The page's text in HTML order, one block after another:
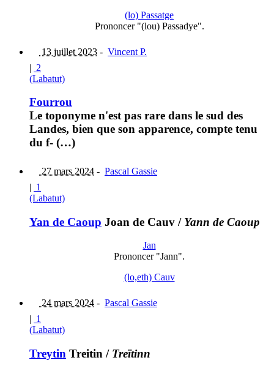
(lo) Passatge
Prononcer "(lou) Passadye".
13 juillet 2023 - Vincent P.
| 2
(Labatut)
Fourrou
Le toponyme n'est pas rare dans le sud des
Landes, bien que son apparence, compte tenu
du f- (…)
27 mars 2024 - Pascal Gassie
| 1
(Labatut)
Yan de Caoup Joan de Cauv / Yann de Caoup
Jan
Prononcer "Jann".
(lo,eth) Cauv
24 mars 2024 - Pascal Gassie
1
(Labatut)
Treytin Treitin / Treïtinn